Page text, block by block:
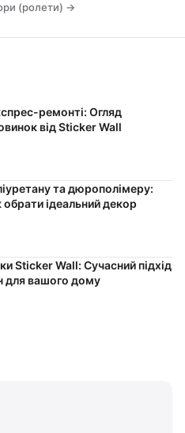
(ролети) →
ремонті: Огляд
від Sticker Wall
та дюрополімеру:
обрати ідеальний декор
Sticker Wall: Сучасний підхід
для вашого дому